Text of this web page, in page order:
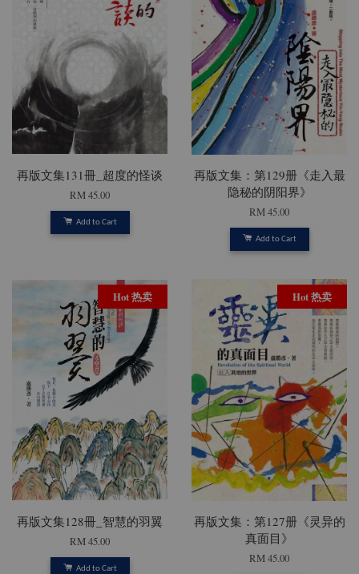
再版文集131冊_超度的怪谈
RM 45.00
Add to Cart
再版文集：第129册《走入最
隐秘的阴阳界》
RM 45.00
Add to Cart
Hot 热卖
再版文集128冊_智慧的羽翼
RM 45.00
Add to Cart
Hot 热卖
再版文集：第127册《灵异的
真面目》
RM 45.00